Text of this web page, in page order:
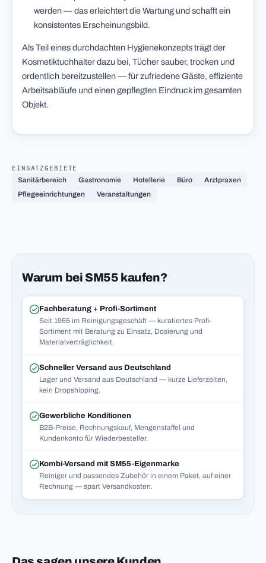
werden — das erleichtert die Wartung und schafft ein
konsistentes Erscheinungsbild.
Als Teil eines durchdachten Hygienekonzepts trägt der
Kosmetiktuchhalter dazu bei, Tücher sauber, trocken und
ordentlich bereitzustellen — für zufriedene Gäste, effiziente
Arbeitsabläufe und einen gepflegten Eindruck im gesamten
Objekt.
EINSATZGEBIETE
Sanitärbereich
Gastronomie Hotellerie Büro
Arztpraxen
Pflegeeinrichtungen
Veranstaltungen
Warum bei SM55 kaufen?
Fachberatung + Profi-Sortiment
Seit 1955 im Reinigungsgeschäft — kuratiertes Profi-
Sortiment mit Beratung zu Einsatz, Dosierung und
Materialverträglichkeit.
Schneller Versand aus Deutschland
Lager und Versand aus Deutschland — kurze Lieferzeiten,
kein Dropshipping.
Gewerbliche Konditionen
B2B-Preise, Rechnungskauf, Mengenstaffel und
Kundenkonto für Wiederbesteller.
Kombi-Versand mit SM55-Eigenmarke
Reiniger und passendes Zubehör in einem Paket, auf einer
Rechnung — spart Versandkosten.